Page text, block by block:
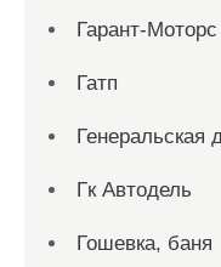
Гарант-
Гатп
Генеральская
Гк Автодель
Гошевка, баня